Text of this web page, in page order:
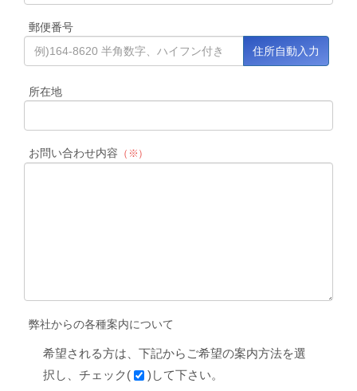
郵便番号
所在地
お問い合わせ内容 （※）
弊社からの各種案内について
希望される方は、下記からご希望の案内方法を選
択し、チェック(
)して下さい。